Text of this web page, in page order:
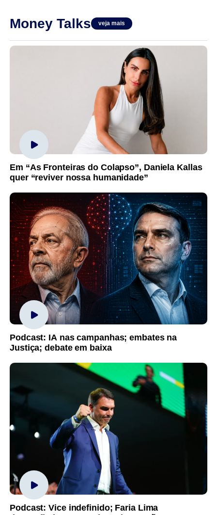
Money Talks veja mais
Em “As Fronteiras do Colapso”, Daniela Kallas
quer “reviver nossa humanidade”
Podcast: IA nas campanhas; embates na
Justiça; debate em baixa
Podcast: Vice indefinido; Faria Lima